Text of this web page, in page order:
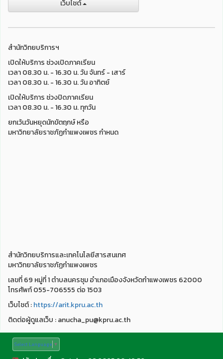
เว็บไชต์
สำนักวิทยบริการฯ
เปิดให้บริการ ช่วงเปิดภาคเรียน
เวลา 08.30 น. - 16.30 น. วัน จันทร์ - เสาร์
เวลา 08.30 น. - 16.30 น. วัน อาทิตย์
เปิดให้บริการ ช่วงปิดภาคเรียน
เวลา 08.30 น. - 16.30 น. ทุกวัน
ยกเว้นวันหยุดนักขัตฤกษ์ หรือ
มหาวิทยาลัยราชภัฏกำแพงเพชร กำหนด
สำนักวิทยบริการและเทคโนโลยีสารสนเทศ
มหาวิทยาลัยราชภัฏกำแพงเพชร
เลขที่ 69 หมู่ที่ 1 ตำบลนครชุม อำเภอเมืองจังหวัดกำแพงเพชร 62000
โทรศัพท์ 055-706555 ต่อ 1503
เว็บไชต์ :https://arit.kpru.ac.th
ติดต่อผู้ดูแลเว็บ : anucha_pu@kpru.ac.th
Select Language ▼